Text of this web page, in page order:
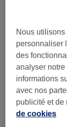
Soin de
beauté
Évaluation
Avis vérifiés
Nous
personnaliser
des
analyser
informations
avec nos
publicité et de
de cookies